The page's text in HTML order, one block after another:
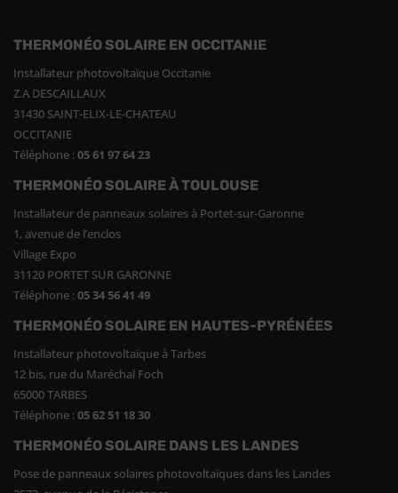
THERMONÉO SOLAIRE EN OCCITANIE
Installateur photovoltaïque Occitanie
Z.A DESCAILLAUX
31430 SAINT-ELIX-LE-CHATEAU
OCCITANIE
Téléphone :05 61 97 64 23
THERMONÉO SOLAIRE À TOULOUSE
Installateur de panneaux solaires à Portet-sur-Garonne
1, avenue de l’enclos
Village Expo
31120 PORTET SUR GARONNE
Téléphone :05 34 56 41 49
THERMONÉO SOLAIRE EN HAUTES-PYRÉNÉES
Installateur photovoltaïque à Tarbes
12 bis, rue du Maréchal Foch
65000 TARBES
Téléphone :05 62 51 18 30
THERMONÉO SOLAIRE DANS LES LANDES
Pose de panneaux solaires photovoltaïques dans les Landes